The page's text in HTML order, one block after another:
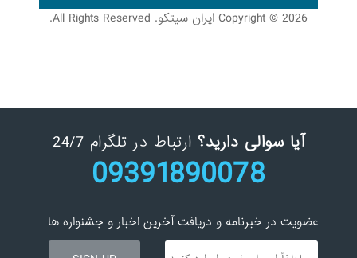
Copyright © 2026 ایران سیتکو. All Rights Reserved.
آیا سوالی دارید؟ ارتباط در تلگرام 24/7
09391890078
عضویت در خبرنامه و دریافت آخرین اخبار و جشنواره ها